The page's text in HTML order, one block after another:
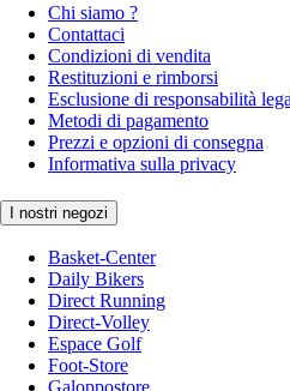
Chi siamo ?
Contattaci
Condizioni di vendita
Restituzioni e rimborsi
Esclusione di responsabilità
Metodi di pagamento
Prezzi e opzioni di consegna
Informativa sulla privacy
I nostri negozi
Basket-Center
Daily Bikers
Direct Running
Direct-Volley
Espace Golf
Foot-Store